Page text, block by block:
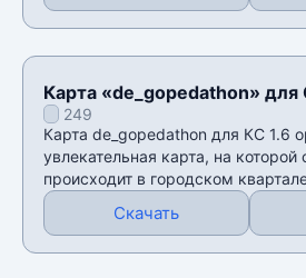
Карта «de_gopedathon» для
249
Карта de_gopedathon для КС 1.6
увлекательная карта, на
происходит в городском
Скачать